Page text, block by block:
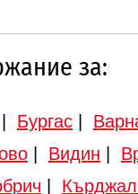
за:
Бургас|
| Видин